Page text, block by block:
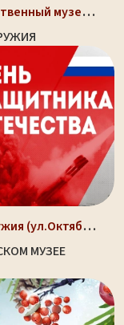
Тульский государственный музей оружия, здание-шлем...
Новое здание музея оружия (ул.Октябрьская, д. 2)
МУЗЕЕ